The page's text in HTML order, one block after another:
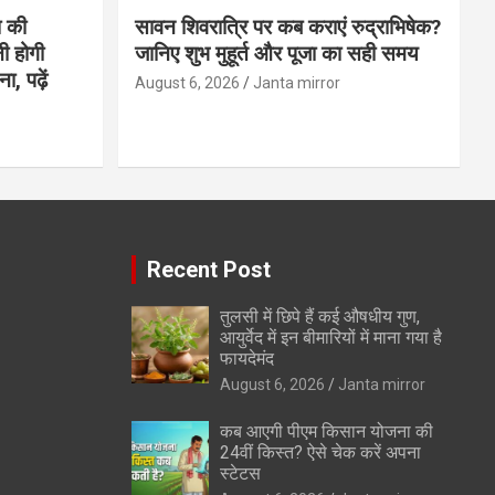
की
पढ़ें
सावन शिवरात्रि पर कब कराएं रुद्राभिषेक?
जानिए शुभ मुहूर्त और पूजा का सही समय
August 6, 2026 Janta mirror
Recent Post
तुलसी में छिपे हैं कई औषधीय गुण,
आयुर्वेद में इन बीमारियों में माना गया है
फायदेमंद
August 6, 2026 Janta mirror
कब आएगी पीएम किसान योजना की
24वीं किस्त? ऐसे चेक करें अपना
स्टेटस